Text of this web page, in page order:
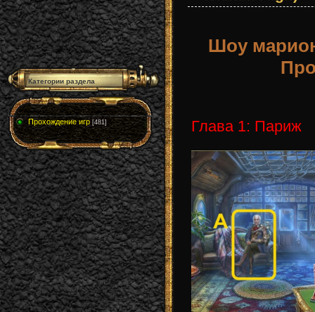
Категории раздела
Прохождение игр [481]
Шоу
Глава 1: Париж